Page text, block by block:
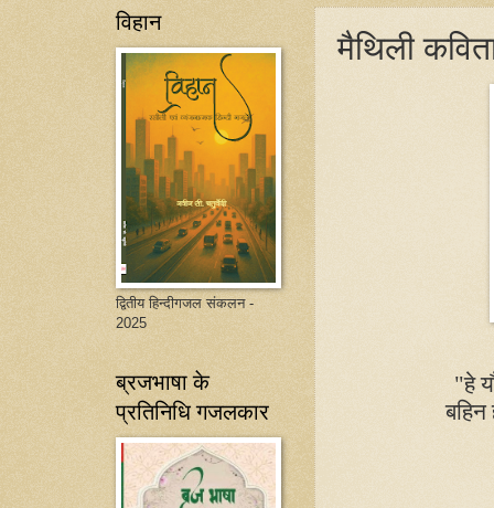
मैथिली
"हे
विहान
द्वितीय हिन्दीगजल संकलन -
2025
ब्रजभाषा के
प्रतिनिधि गजलकार